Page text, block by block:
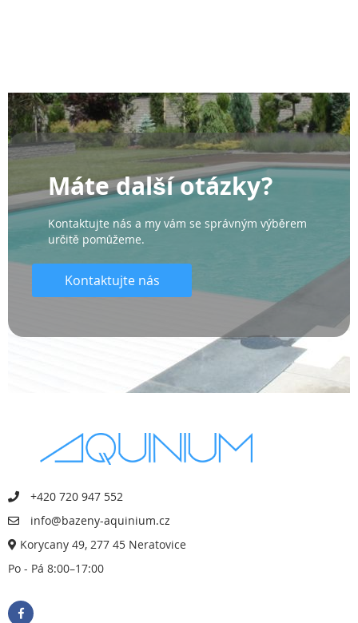
Máte další otázky?
Kontaktujte nás a my vám se správným výběrem
určitě pomůžeme.
Kontaktujte nás
+420 720 947 552
info@bazeny-aquinium.cz
Korycany 49, 277 45 Neratovice
Po - Pá 8:00–17:00